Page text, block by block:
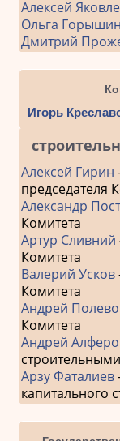
Алексей
Ольга
Дмитрий
Игорь
Алексей Гирин
председателя
Александр
Комитета
Артур Сливний
Комитета
Валерий Усков
Комитета
Андрей
Комитета
Андрей
Арзу Фаталиев
капитального